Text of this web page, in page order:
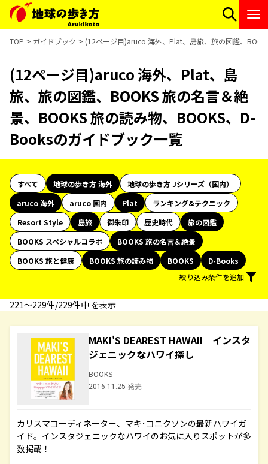
TOP ガイドブック (12ページ目)aruco 海外、Plat、島旅、旅の図鑑、
(12ページ目)aruco 海外、Plat、島
旅、旅の図鑑、BOOKS 旅の名言＆絶
景、BOOKS 旅の読み物、BOOKS、D-
Booksのガイドブック一覧
すべて 地球の歩き方 海外
地球の歩き方 Jシリーズ（国内）
aruco 海外
aruco 国内 Plat
ランキング&テクニック
Resort Style
島旅 御朱印 歴史時代
旅の図鑑
BOOKS スペシャルコラボ
BOOKS 旅の名言＆絶景
BOOKS 旅と健康
BOOKS 旅の読み物 BOOKS
D-Books
絞り込み条件を追加
221〜229件/229件中 を表示
MAKI'S DEAREST HAWAII インスタ
ジェニックなハワイ探し
BOOKS
2016.11.25 発売
カリスマコーディネーター、マキ･コニクソンの最新ハワイガ
イド。インスタジェニックなハワイのお気に入りスポットが多
数掲載！